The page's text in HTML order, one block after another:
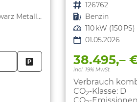
Mythosschwarz Metallic
FAHRZEUG PARKEN
Fahrzeugnr. 126762
Kraftstoff Benzin
Leistung 110 kW (150 PS)
01.05.2026
38.495,–
incl. 19% MwSt.
Verbrauch
CO2-Klasse: D